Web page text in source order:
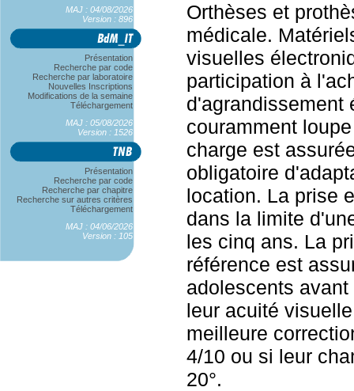
MAJ : 04/08/2026
Version : 896
Présentation
Recherche par code
Recherche par laboratoire
Nouvelles Inscriptions
Modifications de la semaine
Téléchargement
MAJ : 05/08/2026
Version : 1526
Présentation
Recherche par code
Recherche par chapitre
Recherche sur autres critères
Téléchargement
MAJ : 04/06/2026
Version : 105
Orthèses et
médicale.
visuelles
participation à
d'agrandissement
couramment
charge est
obligatoire
location. La prise
dans la limite
les cinq ans. La
référence est
adolescents
leur acuité
meilleure
4/10 ou si leur
20°.